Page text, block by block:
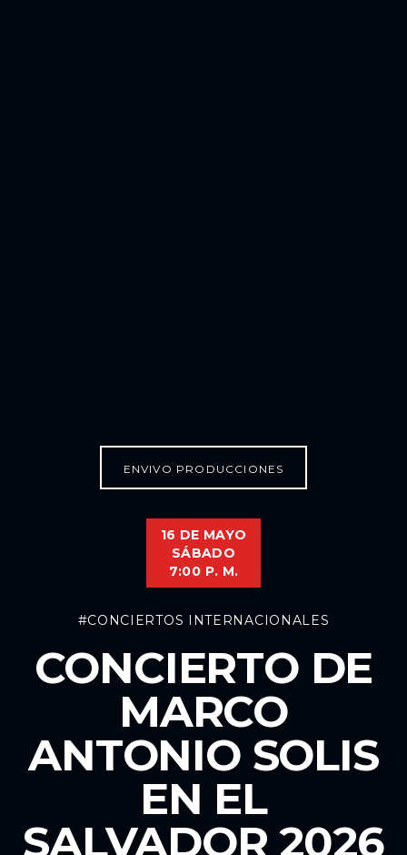
ENVIVO PRODUCCIONES
16 DE MAYO
SÁBADO
7:00 P. M.
#CONCIERTOS INTERNACIONALES
CONCIERTO DE
MARCO
ANTONIO SOLIS
EN EL
SALVADOR 2026